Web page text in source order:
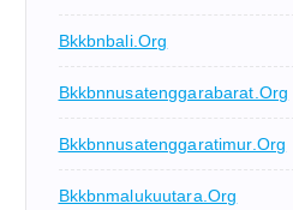
Bkkbnbali.org
Bkkbnnusatenggarabarat.org
Bkkbnnusatenggaratimur.org
Bkkbnmalukuutara.org